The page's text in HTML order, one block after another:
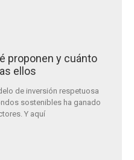
proponen y cuánto
ellos
de inversión respetuosa
sostenibles ha ganado
Y aquí